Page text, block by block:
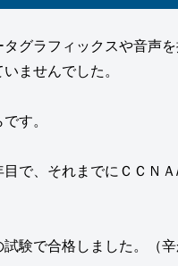
グラフィックスや音声
ませんでした。
す。
で、それまでにＣＣＮ
験で合格しました。（辛